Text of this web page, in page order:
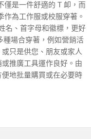
僅是一件舒適的 T 卹，而
作為工作服或校服穿著。
名、首字母和徽標，更好
種場合穿著，例如營銷活
只是供您、朋友或家人
推廣工具運作良好。由
地批量購買或在必要時